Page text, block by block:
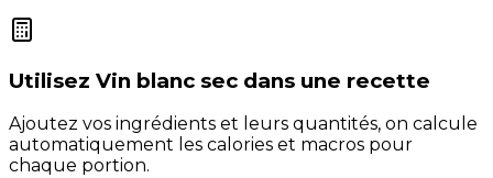
Utilisez Vin blanc sec dans une recette
Ajoutez vos ingrédients et leurs quantités, on calcule
automatiquement les calories et macros pour
chaque portion.